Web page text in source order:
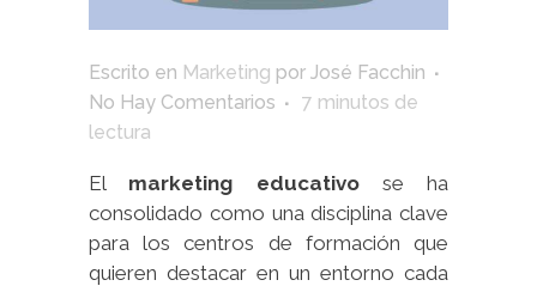
Escrito en Marketing por José Facchin
No Hay Comentarios
7 minutos de
lectura
El marketing educativose ha
consolidado como una disciplina clave
para los centros de formación que
quieren destacar en un entorno cada